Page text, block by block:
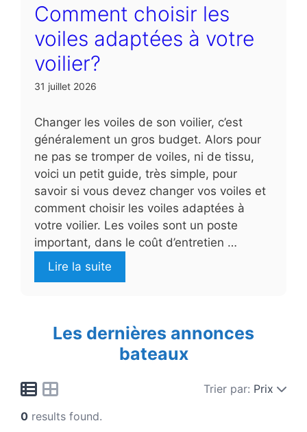
Comment choisir les
voiles adaptées à votre
voilier?
31 juillet 2026
Changer les voiles de son voilier, c’est
généralement un gros budget. Alors pour
ne pas se tromper de voiles, ni de tissu,
voici un petit guide, très simple, pour
savoir si vous devez changer vos voiles et
comment choisir les voiles adaptées à
votre voilier. Les voiles sont un poste
important, dans le coût d’entretien …
Lire la suite
Les dernières annonces
bateaux
Trier par: Prix
0 results found.